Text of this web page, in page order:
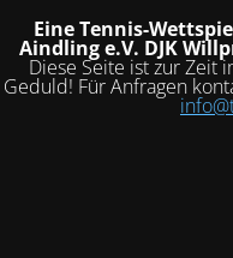
Eine Tennis-
Aindling e.V. DJK
Diese Seite ist zur Zeit
Geduld! Für Anfragen